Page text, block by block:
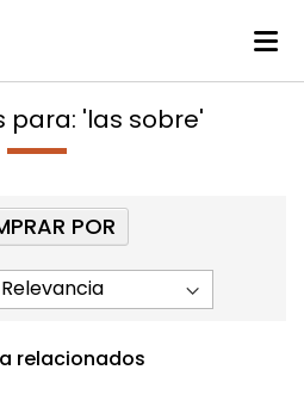
para: 'las sobre'
relacionados
POR